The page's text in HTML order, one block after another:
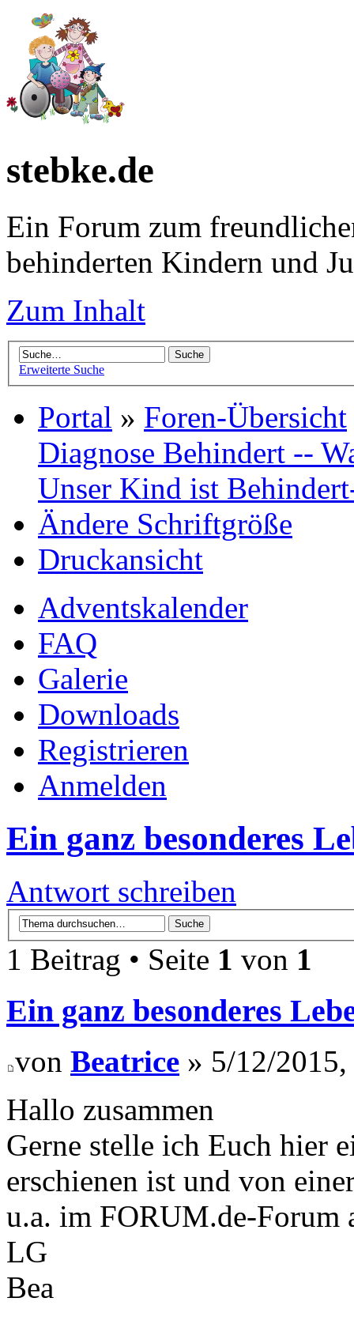
stebke.de
Ein Forum zum
behinderten Kindern und
Zum Inhalt
Erweiterte Suche
Portal » Foren-Übersicht
Diagnose Behindert --
Unser Kind ist
Ändere Schriftgröße
Druckansicht
Adventskalender
FAQ
Galerie
Downloads
Registrieren
Anmelden
Ein ganz besonderes
Antwort schreiben
1 Beitrag • Seite 1 von 1
Ein ganz besonderes
von Beatrice » 5/12/
Hallo zusammen
Gerne stelle ich Euch hier
erschienen ist und von
u.a. im FORUM.de-Forum
LG
Bea